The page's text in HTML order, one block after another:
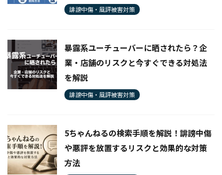
誹謗中傷・風評被害対策
暴露系ユーチューバーに晒されたら？企
業・店舗のリスクと今すぐできる対処法
を解説
誹謗中傷・風評被害対策
5ちゃんねるの検索手順を解説！誹謗中傷
や悪評を放置するリスクと効果的な対策
方法